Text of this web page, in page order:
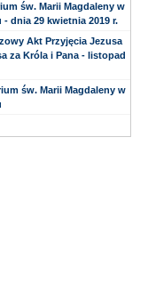
św. Marii Magdaleny w
- dnia 29 kwietnia 2019 r.
Akt Przyjęcia Jezusa
za Króla i Pana - listopad
św. Marii Magdaleny w